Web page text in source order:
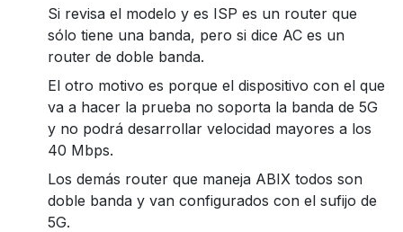
Si revisa el modelo y es ISP es un router que
sólo tiene una banda, pero si dice AC es un
router de doble banda.
El otro motivo es porque el dispositivo con el que
va a hacer la prueba no soporta la banda de 5G
y no podrá desarrollar velocidad mayores a los
40 Mbps.
Los demás router que maneja ABIX todos son
doble banda y van configurados con el sufijo de
5G.